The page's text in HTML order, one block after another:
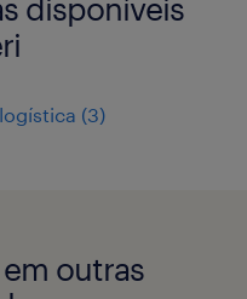
disponíveis
(3)
outras